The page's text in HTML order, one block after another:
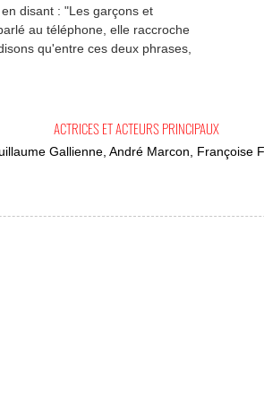
disant : "Les garçons et
au téléphone, elle raccroche
qu'entre ces deux phrases,
ACTRICES ET ACTEURS PRINCIPAUX
Gallienne, André Marcon, Françoise